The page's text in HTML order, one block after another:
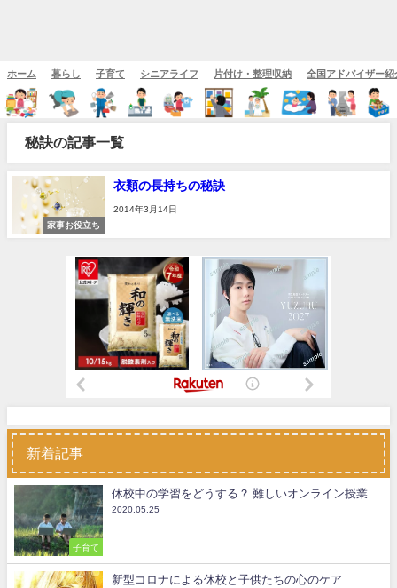
ホーム 暮らし 子育て シニアライフ 片付け・整理収納 全国アドバイザー紹
秘訣の記事一覧
家事お役立ち
衣類の長持ちの秘訣
2014年3月14日
新着記事
子育て
休校中の学習をどうする？ 難しいオンライン授業
2020.05.25
新型コロナによる休校と子供たちの心のケア